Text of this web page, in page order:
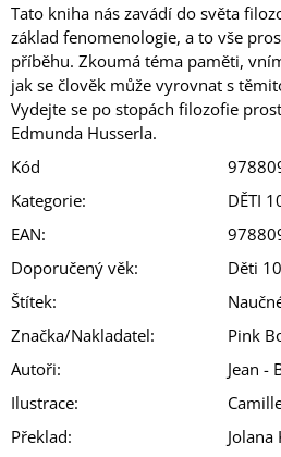
Tato kniha nás zavádí do světa
základ fenomenologie, a to vše
příběhu. Zkoumá téma paměti,
jak se člověk může vyrovnat s
Vydejte se po stopách filozofie
Edmunda Husserla.
Kód
Kategorie:
DĚTI
EAN:
Doporučený věk:
Děti
Štítek:
Značka/Nakladatel:
Pink
Autoři:
Jean -
Ilustrace:
Překlad:
Jolana